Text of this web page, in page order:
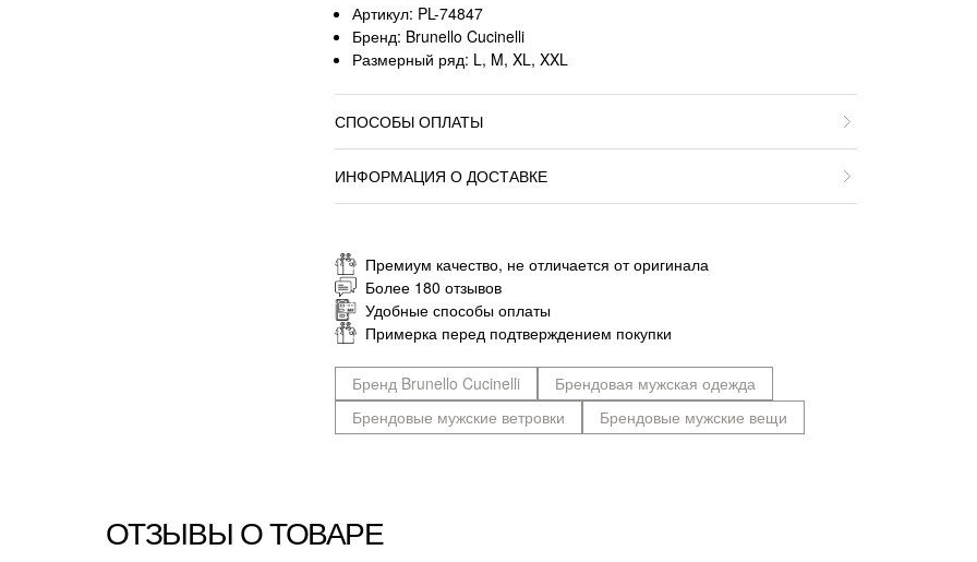
Артикул: PL-74847
Бренд: Brunello Cucinelli
Размерный ряд: L, M, XL, XXL
СПОСОБЫ ОПЛАТЫ
ИНФОРМАЦИЯ О ДОСТАВКЕ
Премиум качество, не отличается от оригинала
Более 180 отзывов
Удобные способы оплаты
Примерка перед подтверждением покупки
Бренд Brunello Cucinelli
Брендовая мужская одежда
Брендовые мужские ветровки
Брендовые мужские вещи
ОТЗЫВЫ О ТОВАРЕ